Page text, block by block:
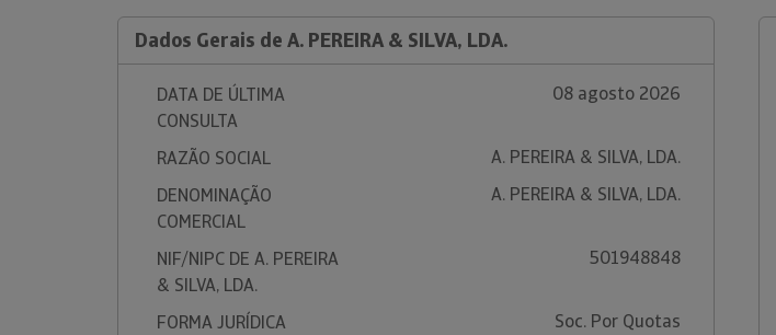
Dados Gerais de A. PEREIRA & SILVA, LDA.
DATA DE ÚLTIMA
CONSULTA
08 agosto 2026
RAZÃO SOCIAL
A. PEREIRA & SILVA, LDA.
DENOMINAÇÃO
COMERCIAL
A. PEREIRA & SILVA, LDA.
NIF/NIPC DE A. PEREIRA
& SILVA, LDA.
501948848
FORMA JURÍDICA
Soc. Por Quotas